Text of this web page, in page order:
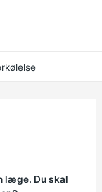
læge. Du skal